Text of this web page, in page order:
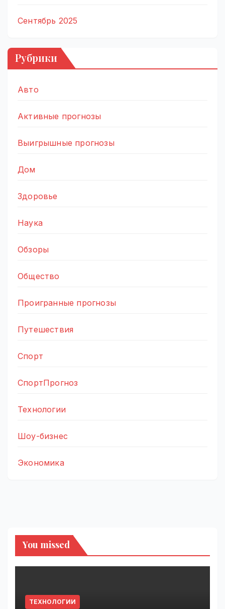
Сентябрь 2025
Рубрики
Авто
Активные прогнозы
Выигрышные прогнозы
Дом
Здоровье
Наука
Обзоры
Общество
Проигранные прогнозы
Путешествия
Спорт
СпортПрогноз
Технологии
Шоу-бизнес
Экономика
You missed
ТЕХНОЛОГИИ